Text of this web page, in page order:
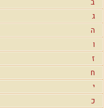
ג
ה
ו
ז
ח
י
כ